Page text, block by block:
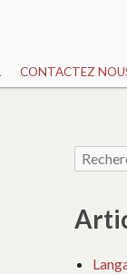
CONTACTEZ